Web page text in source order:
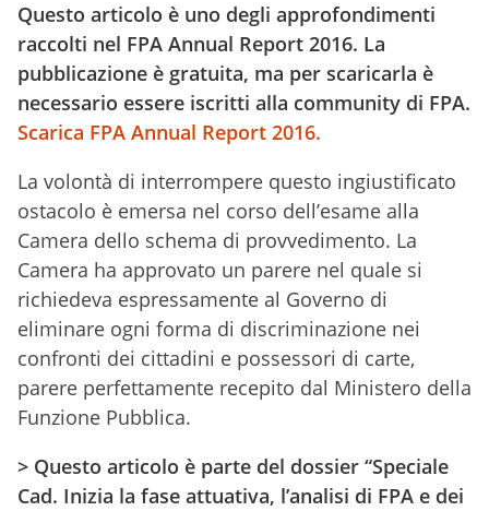
Questo articolo è uno degli approfondimenti
raccolti nel FPA Annual Report 2016. La
pubblicazione è gratuita, ma per scaricarla è
necessario essere iscritti alla community di FPA.
Scarica FPA Annual Report 2016.
La volontà di interrompere questo ingiustificato
ostacolo è emersa nel corso dell’esame alla
Camera dello schema di provvedimento. La
Camera ha approvato un parere nel quale si
richiedeva espressamente al Governo di
eliminare ogni forma di discriminazione nei
confronti dei cittadini e possessori di carte,
parere perfettamente recepito dal Ministero della
Funzione Pubblica.
> Questo articolo è parte del dossier “Speciale
Cad. Inizia la fase attuativa, l’analisi di FPA e dei